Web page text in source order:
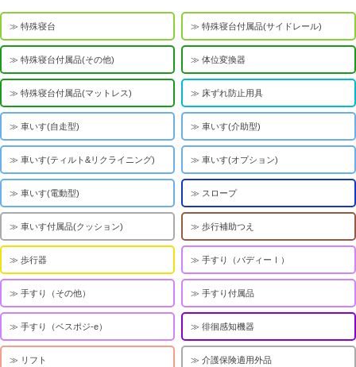
特殊寝台 特殊寝台付属品(サイドレール)
特殊寝台付属品(その他) 体位変換器
特殊寝台付属品(マットレス) 床ずれ防止用具
車いす(自走型) 車いす(介助型)
車いす(ティルト&リクライニング) 車いす(オプション)
車いす(電動型) スロープ
車いす付属品(クッション) 歩行補助つえ
歩行器 手すり（バディーⅠ）
手すり（その他） 手すり付属品
手すり（ベスポジ-e） 徘徊感知機器
リフト 介護保険適用外品